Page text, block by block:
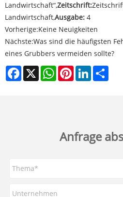
Landwirtschaft“,Zeitschrift:
Landwirtschaft,Ausgabe: 4
Vorherige:Keine Neuigkeiten
Nächste:Was sind die häufigsten
eines Grubbers vermeiden sollte?
Facebook
X WhatsAppPinterestLinkedIn
Anfrage